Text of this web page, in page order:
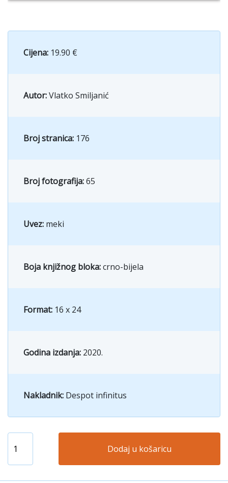
Cijena: 19.90 €
Autor:Vlatko Smiljanić
Broj stranica: 176
Broj fotografija:65
Uvez: meki
Boja knjižnog bloka:crno-bijela
Format: 16 x 24
Godina izdanja: 2020.
Nakladnik: Despot infinitus
Dodaj u košaricu